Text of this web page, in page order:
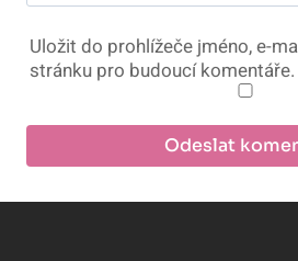
Uložit do prohlížeče jméno, e-
stránku pro budoucí komentáře.